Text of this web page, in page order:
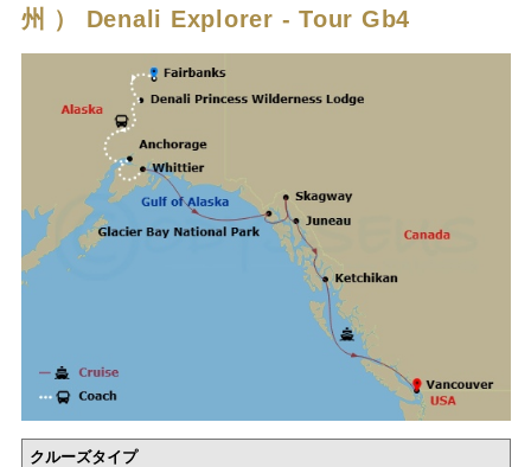
州 ） Denali Explorer - Tour Gb4
クルーズタイプ